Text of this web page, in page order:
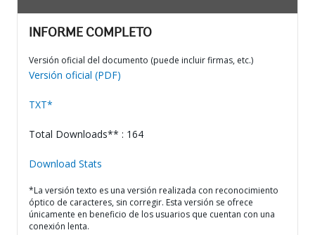
INFORME COMPLETO
Versión oficial del documento (puede incluir firmas, etc.)
Versión oficial (PDF)
TXT*
Total Downloads** : 164
Download Stats
*La versión texto es una versión realizada con reconocimiento
óptico de caracteres, sin corregir. Esta versión se ofrece
únicamente en beneficio de los usuarios que cuentan con una
conexión lenta.